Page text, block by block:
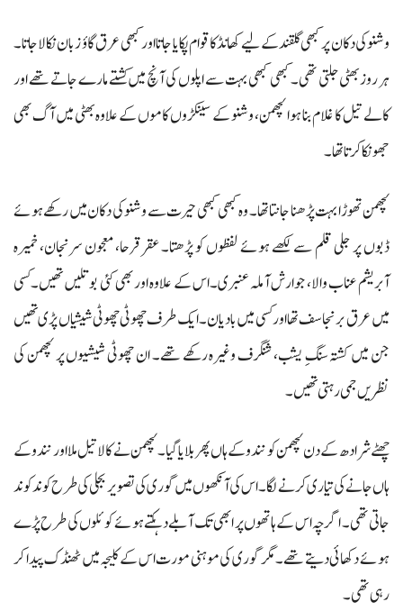
وشنو کی دکان پر کبھی گلقند کے لیے کھانڈ کا قوام پکایا جاتا اور کبھی عرق گاؤ زبان نکالا جاتا۔
ہر روز بھٹی جلتی تھی۔ کبھی کبھی بہت سے اپلوں کی آنچ میں کشتے مارے جاتے تھے اور
کالے تیل کا غلام بنا ہوا لچھمن، وشنو کے سینکڑوں کاموں کے علاوہ بھٹی میں آگ بھی
جھونکا کرتا تھا۔
لچھمن تھوڑا بہت پڑھنا جانتا تھا۔ وہ کبھی کبھی حیرت سے وشنو کی دکان میں رکھے ہوئے
ڈبوں پر جلی قلم سے لکھے ہوئے لفظوں کو پڑھتا۔ عقر قرحا، معجون سرنجان، خمیرہ
آبریشم عناب والا، جوارش آملہ عنبری۔اس کے علاوہ اور بھی کئی بوتلیں تھیں۔کسی
میں عرق برنجاسف تھا اور کسی میں بادیان۔ ایک طرف چھوٹی چھوٹی شیشیاں پڑی تھیں
جن میں کشتہ سنگِ یشب، شنگرف وغیرہ رکھے تھے۔ ان چھوٹی شیشیوں پر لچھمن کی
نظریں جمی رہتی تھیں۔
چھٹے شرادھ کے دن لچھمن کو نندو کے ہاں پھر بلایا گیا۔ لچھمن نے کالا تیل ملا اور نندو کے
ہاں جانے کی تیاری کرنے لگا۔ اس کی آنکھوں میں گوری کی تصویر بجلی کی طرح کوند کوند
جاتی تھی۔ اگرچہ اس کے ہاتھوں پر ابھی تک آبلے دہکتے ہوئے کوئلوں کی طرح پڑے
ہوئے دکھائی دیتے تھے۔ مگر گوری کی موہنی مورت اس کے کلیجہ میں ٹھنڈک پیدا کر
رہی تھی۔